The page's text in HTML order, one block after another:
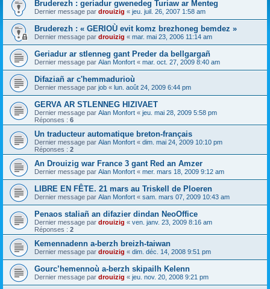
Bruderezh : geriadur gwenedeg Turiaw ar Menteg
Dernier message par drouizig « jeu. juil. 26, 2007 1:58 am
Bruderezh : « GERIOÙ evit komz brezhoneg bemdez »
Dernier message par drouizig « mar. mai 23, 2006 11:14 am
Geriadur ar stlenneg gant Preder da bellgargañ
Dernier message par Alan Monfort « mar. oct. 27, 2009 8:40 am
Difaziañ ar c'hemmadurioù
Dernier message par job « lun. août 24, 2009 6:44 pm
GERVA AR STLENNEG HIZIVAET
Dernier message par Alan Monfort « jeu. mai 28, 2009 5:58 pm
Réponses : 6
Un traducteur automatique breton-français
Dernier message par Alan Monfort « dim. mai 24, 2009 10:10 pm
Réponses : 2
An Drouizig war France 3 gant Red an Amzer
Dernier message par Alan Monfort « mer. mars 18, 2009 9:12 am
LIBRE EN FÊTE. 21 mars au Triskell de Ploeren
Dernier message par Alan Monfort « sam. mars 07, 2009 10:43 am
Penaos staliañ an difazier dindan NeoOffice
Dernier message par drouizig « ven. janv. 23, 2009 8:16 am
Réponses : 2
Kemennadenn a-berzh breizh-taiwan
Dernier message par drouizig « dim. déc. 14, 2008 9:51 pm
Gourc’hemennoù a-berzh skipailh Kelenn
Dernier message par drouizig « jeu. nov. 20, 2008 9:21 pm